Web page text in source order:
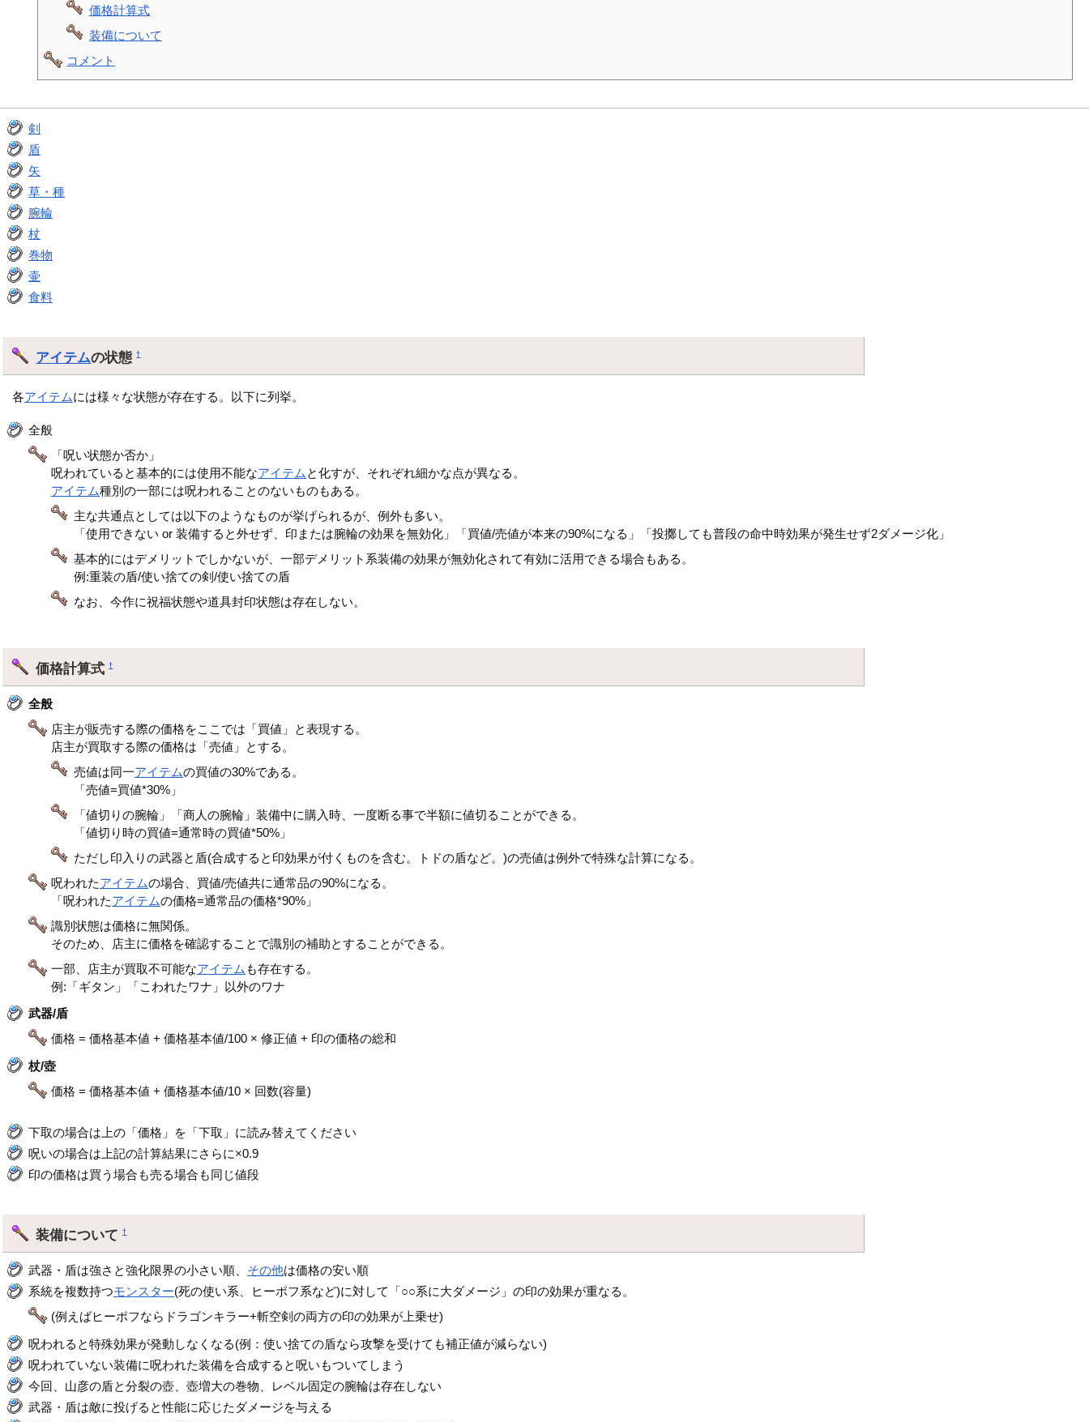
価格計算式
装備について
コメント
剣
盾
矢
草・種
腕輪
杖
巻物
壷
食料
アイテムの状態†
各アイテムには様々な状態が存在する。以下に列挙。
全般
「呪い状態か否か」
呪われていると基本的には使用不能なアイテム と化すが、それぞれ細かな点が異なる。
アイテム種別の一部には呪われることのないものもある。
主な共通点としては以下のようなものが挙げられるが、例外も多い。
「使用できない or 装備すると外せず、印または腕輪の効果を無効化」「買値/売値が本来の90%になる」「投擲しても普段の命中時効果が発生せず2ダメージ化」
基本的にはデメリットでしかないが、一部デメリット系装備の効果が無効化されて有効に活用できる場合もある。
例:重装の盾/使い捨ての剣/使い捨ての盾
なお、今作に祝福状態や道具封印状態は存在しない。
価格計算式†
全般
店主が販売する際の価格をここでは「買値」と表現する。
店主が買取する際の価格は「売値」とする。
売値は同一アイテムの買値の30%である。
「売値=買値*30%」
「値切りの腕輪」「商人の腕輪」装備中に購入時、一度断る事で半額に値切ることができる。
「値切り時の買値=通常時の買値*50%」
ただし印入りの武器と盾(合成すると印効果が付くものを含む。トドの盾など。)の売値は例外で特殊な計算になる。
呪われたアイテムの場合、買値/売値共に通常品の90%になる。
「呪われたアイテムの価格=通常品の価格*90%」
識別状態は価格に無関係。
そのため、店主に価格を確認することで識別の補助とすることができる。
一部、店主が買取不可能なアイテム も存在する。
例:「ギタン」「こわれたワナ」以外のワナ
武器/盾
価格 = 価格基本値 + 価格基本値/100 × 修正値 + 印の価格の総和
杖/壺
価格 = 価格基本値 + 価格基本値/10 × 回数(容量)
下取の場合は上の「価格」を「下取」に読み替えてください
呪いの場合は上記の計算結果にさらに×0.9
印の価格は買う場合も売る場合も同じ値段
装備について†
武器・盾は強さと強化限界の小さい順、 その他は価格の安い順
系統を複数持つモンスター(死の使い系、ヒーポフ系など)に対して「○○系に大ダメージ」の印の効果が重なる。
(例えばヒーポフならドラゴンキラー+斬空剣の両方の印の効果が上乗せ)
呪われると特殊効果が発動しなくなる(例：使い捨ての盾なら攻撃を受けても補正値が減らない)
呪われていない装備に呪われた装備を合成すると呪いもついてしまう
今回、山彦の盾と分裂の壺、壺増大の巻物、レベル固定の腕輪は存在しない
武器・盾は敵に投げると性能に応じたダメージを与える